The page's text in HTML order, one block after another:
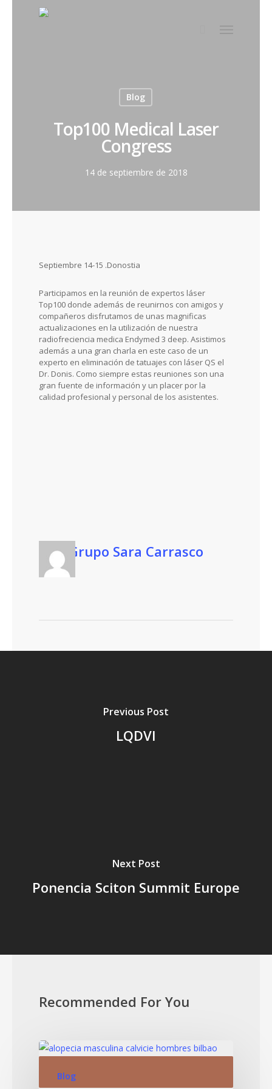
Blog
Top100 Medical Laser
Congress
14 de septiembre de 2018
Septiembre 14-15 .Donostia
Participamos en la reunión de expertos láser
Top100 donde además de reunirnos con amigos y
compañeros disfrutamos de unas magnificas
actualizaciones en la utilización de nuestra
radiofreciencia medica Endymed 3 deep. Asistimos
además a una gran charla en este caso de un
experto en eliminación de tatuajes con láser QS el
Dr. Donis. Como siempre estas reuniones son una
gran fuente de información y un placer por la
calidad profesional y personal de los asistentes.
Grupo Sara Carrasco
Previous Post
LQDVI
Next Post
Ponencia Sciton Summit Europe
Recommended For You
Blog